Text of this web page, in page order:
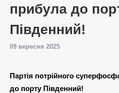
прибула до
Південний!
09 вересня 2025
Партія потрійного
до порту Південний!